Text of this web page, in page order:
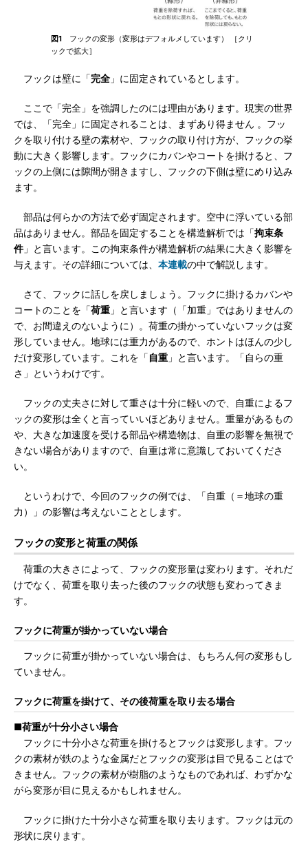
図1 フックの変形（変形はデフォルメしています） ［クリ
ックで拡大］
フックは壁に「完全 」に固定されているとします。
ここで「完全」を強調したのには理由があります。現実の世界
では、「完全」に固定されることは、まずあり得ません 。フッ
クを取り付ける壁の素材や、フックの取り付け方が、フックの挙
動に大きく影響します。フックにカバンやコートを掛けると、フ
ックの上側には隙間が開きますし、フックの下側は壁にめり込み
ます。
部品は何らかの方法で必ず固定されます。空中に浮いている部
品はありません。部品を固定することを構造解析では「拘束条
件」と言います。この拘束条件が構造解析の結果に大きく影響を
与えます。その詳細については、 本連載の中で解説します。
さて、フックに話しを戻しましょう。フックに掛けるカバンや
コートのことを「荷重 」と言います（「加重」ではありませんの
で、お間違えのないように）。荷重の掛かっていないフックは変
形していません。地球には重力があるので、ホントはほんの少し
だけ変形しています。これを「 自重 」と言います。「自らの重
さ」というわけです。
フックの丈夫さに対して重さは十分に軽いので、自重によるフ
ックの変形は全くと言っていいほどありません。重量があるもの
や、大きな加速度を受ける部品や構造物は、自重の影響を無視で
きない場合がありますので、自重は常に意識しておいてくださ
い。
というわけで、今回のフックの例では、「自重（＝地球の重
力）」の影響は考えないこととします。
フックの変形と荷重の関係
荷重の大きさによって、フックの変形量は変わります。それだ
けでなく、荷重を取り去った後のフックの状態も変わってきま
す。
フックに荷重が掛かっていない場合
フックに荷重が掛かっていない場合は、もちろん何の変形もし
ていません。
フックに荷重を掛けて、その後荷重を取り去る場合
■荷重が十分小さい場合
フックに十分小さな荷重を掛けるとフックは変形します。フッ
クの素材が鉄のような金属だとフックの変形は目で見ることはで
きません。フックの素材が樹脂のようなものであれば、わずかな
がら変形が目に見えるかもしれません。
フックに掛けた十分小さな荷重を取り去ります。フックは元の
形状に戻ります。